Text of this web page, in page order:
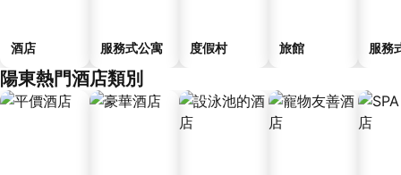
酒店 服務式公寓 度假村 旅館 服務
陽東熱門酒店類別